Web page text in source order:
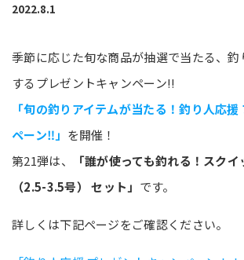
2022.8.1
季節に応じた旬な商品が抽選で当たる、
するプレゼントキャンペーン!!
「旬の釣りアイテムが当たる！釣り人応
ペーン‼」 を開催！
第21弾は、
「誰が使っても釣れる！スク
（2.5-3.5号） セット」 です。
詳しくは下記ページをご確認ください。